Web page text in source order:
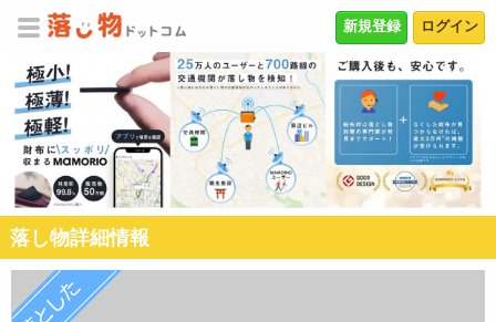
ログイン
新規登録
落し物詳細情報